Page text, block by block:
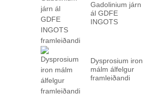
Gadolinium járn
ál GDFE
INGOTS
Dysprosium iron
málm álfelgur
framleiðandi